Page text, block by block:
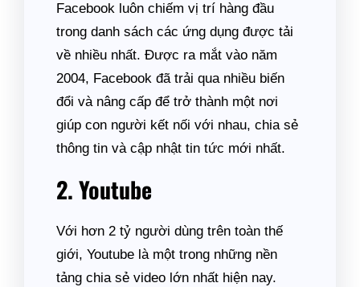
Facebook luôn chiếm vị trí hàng đầu
trong danh sách các ứng dụng được tải
về nhiều nhất. Được ra mắt vào năm
2004, Facebook đã trải qua nhiều biến
đổi và nâng cấp để trở thành một nơi
giúp con người kết nối với nhau, chia sẻ
thông tin và cập nhật tin tức mới nhất.
2. Youtube
Với hơn 2 tỷ người dùng trên toàn thế
giới, Youtube là một trong những nền
tảng chia sẻ video lớn nhất hiện nay.